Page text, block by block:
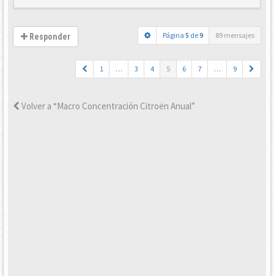
Responder Página 5 de9 89 mensajes
1 … 3 4 5 6 7 … 9
Volver a “Macro Concentración Citroën Anual”